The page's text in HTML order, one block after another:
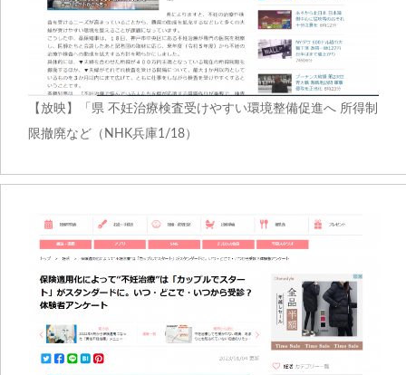
【放映】「県 不妊治療検査受けやすい環境整備促進へ 所得制
限撤廃など（NHK兵庫1/18）